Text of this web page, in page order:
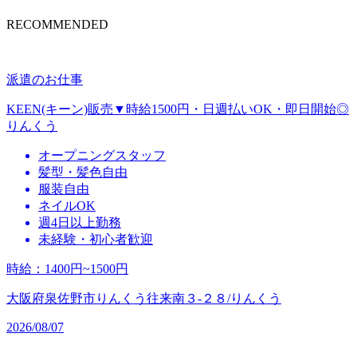
RECOMMENDED
派遣のお仕事
KEEN(キーン)販売▼時給1500円・日週払いOK・即日開始◎
りんくう
オープニングスタッフ
髪型・髪色自由
服装自由
ネイルOK
週4日以上勤務
未経験・初心者歓迎
時給 ： 1400円~1500円
大阪府泉佐野市りんくう往来南３‐２８/りんくう
2026/08/07